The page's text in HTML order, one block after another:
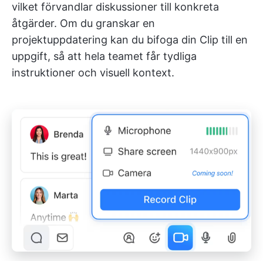
vilket förvandlar diskussioner till konkreta
åtgärder. Om du granskar en
projektuppdatering kan du bifoga din Clip till en
uppgift, så att hela teamet får tydliga
instruktioner och visuell kontext.